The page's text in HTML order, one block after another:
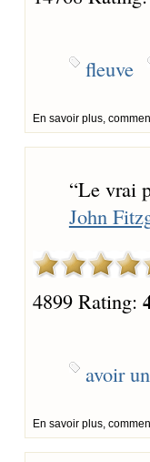
fleuve
En savoir plus,
“Le vrai
John
4899 Rating:
avoir
En savoir plus,